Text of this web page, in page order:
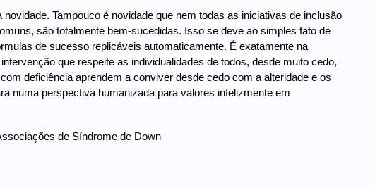
Tampouco é novidade que nem todas as iniciativas de inclusão
são totalmente bem-sucedidas. Isso se deve ao simples fato de
de sucesso replicáveis automaticamente. É exatamente na
que respeite as individualidades de todos, desde muito cedo,
deficiência aprendem a conviver desde cedo com a alteridade e os
numa perspectiva humanizada para valores infelizmente em
de Síndrome de Down